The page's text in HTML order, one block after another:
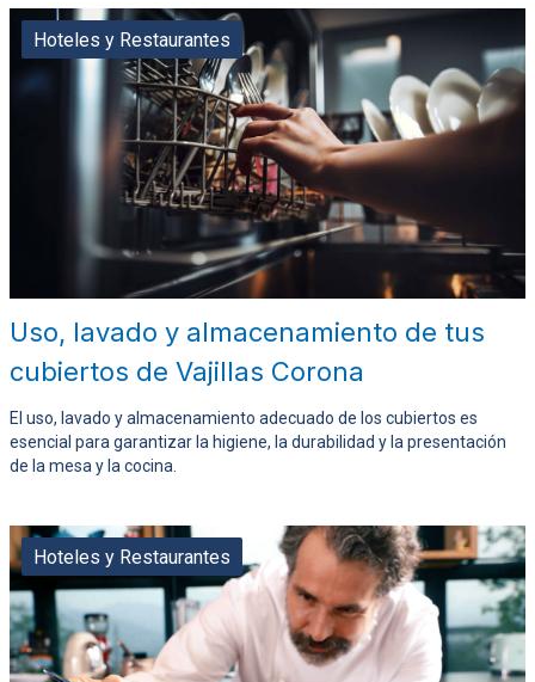
Hoteles y Restaurantes
Uso, lavado y almacenamiento de tus
cubiertos de Vajillas Corona
El uso, lavado y almacenamiento adecuado de los cubiertos es
esencial para garantizar la higiene, la durabilidad y la presentación
de la mesa y la cocina.
Hoteles y Restaurantes